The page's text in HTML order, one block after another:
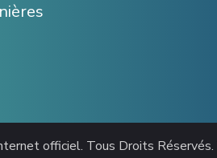
officiel. Tous Droits Réservés.